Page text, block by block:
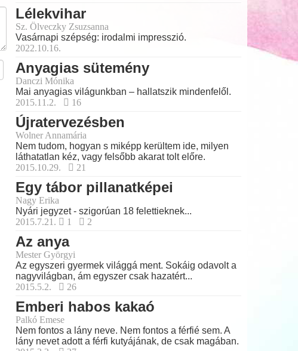
Lélekvihar
Sz. Ölveczky Zsuzsanna
Vasárnapi szépség: irodalmi impresszió.
2022.10.16.
Anyagias sütemény
Danczi Mónika
Mai anyagias világunkban – hallatszik mindenfelől.
2015.11.2.
16
Újratervezésben
Wolner Annamária
Nem tudom, hogyan s miképp kerültem ide, milyen
láthatatlan kéz, vagy felsőbb akarat tolt előre.
2015.10.29.
21
Egy tábor pillanatképei
Nagy Erika
Nyári jegyzet - szigorúan 18 felettieknek...
2015.7.21.
1 2
Az anya
Mester Györgyi
Az egyszeri gyermek világgá ment. Sokáig odavolt a
nagyvilágban, ám egyszer csak hazatért...
2015.5.2.
26
Emberi habos kakaó
Palkó Emese
Nem fontos a lány neve. Nem fontos a férfié sem. A
lány nevet adott a férfi kutyájának, de csak magában.